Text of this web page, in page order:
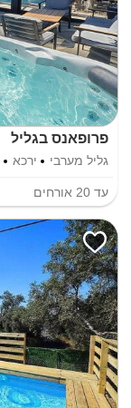
פרופאנס בגליל
גליל מערבי ירכא
עד 20 אורחים